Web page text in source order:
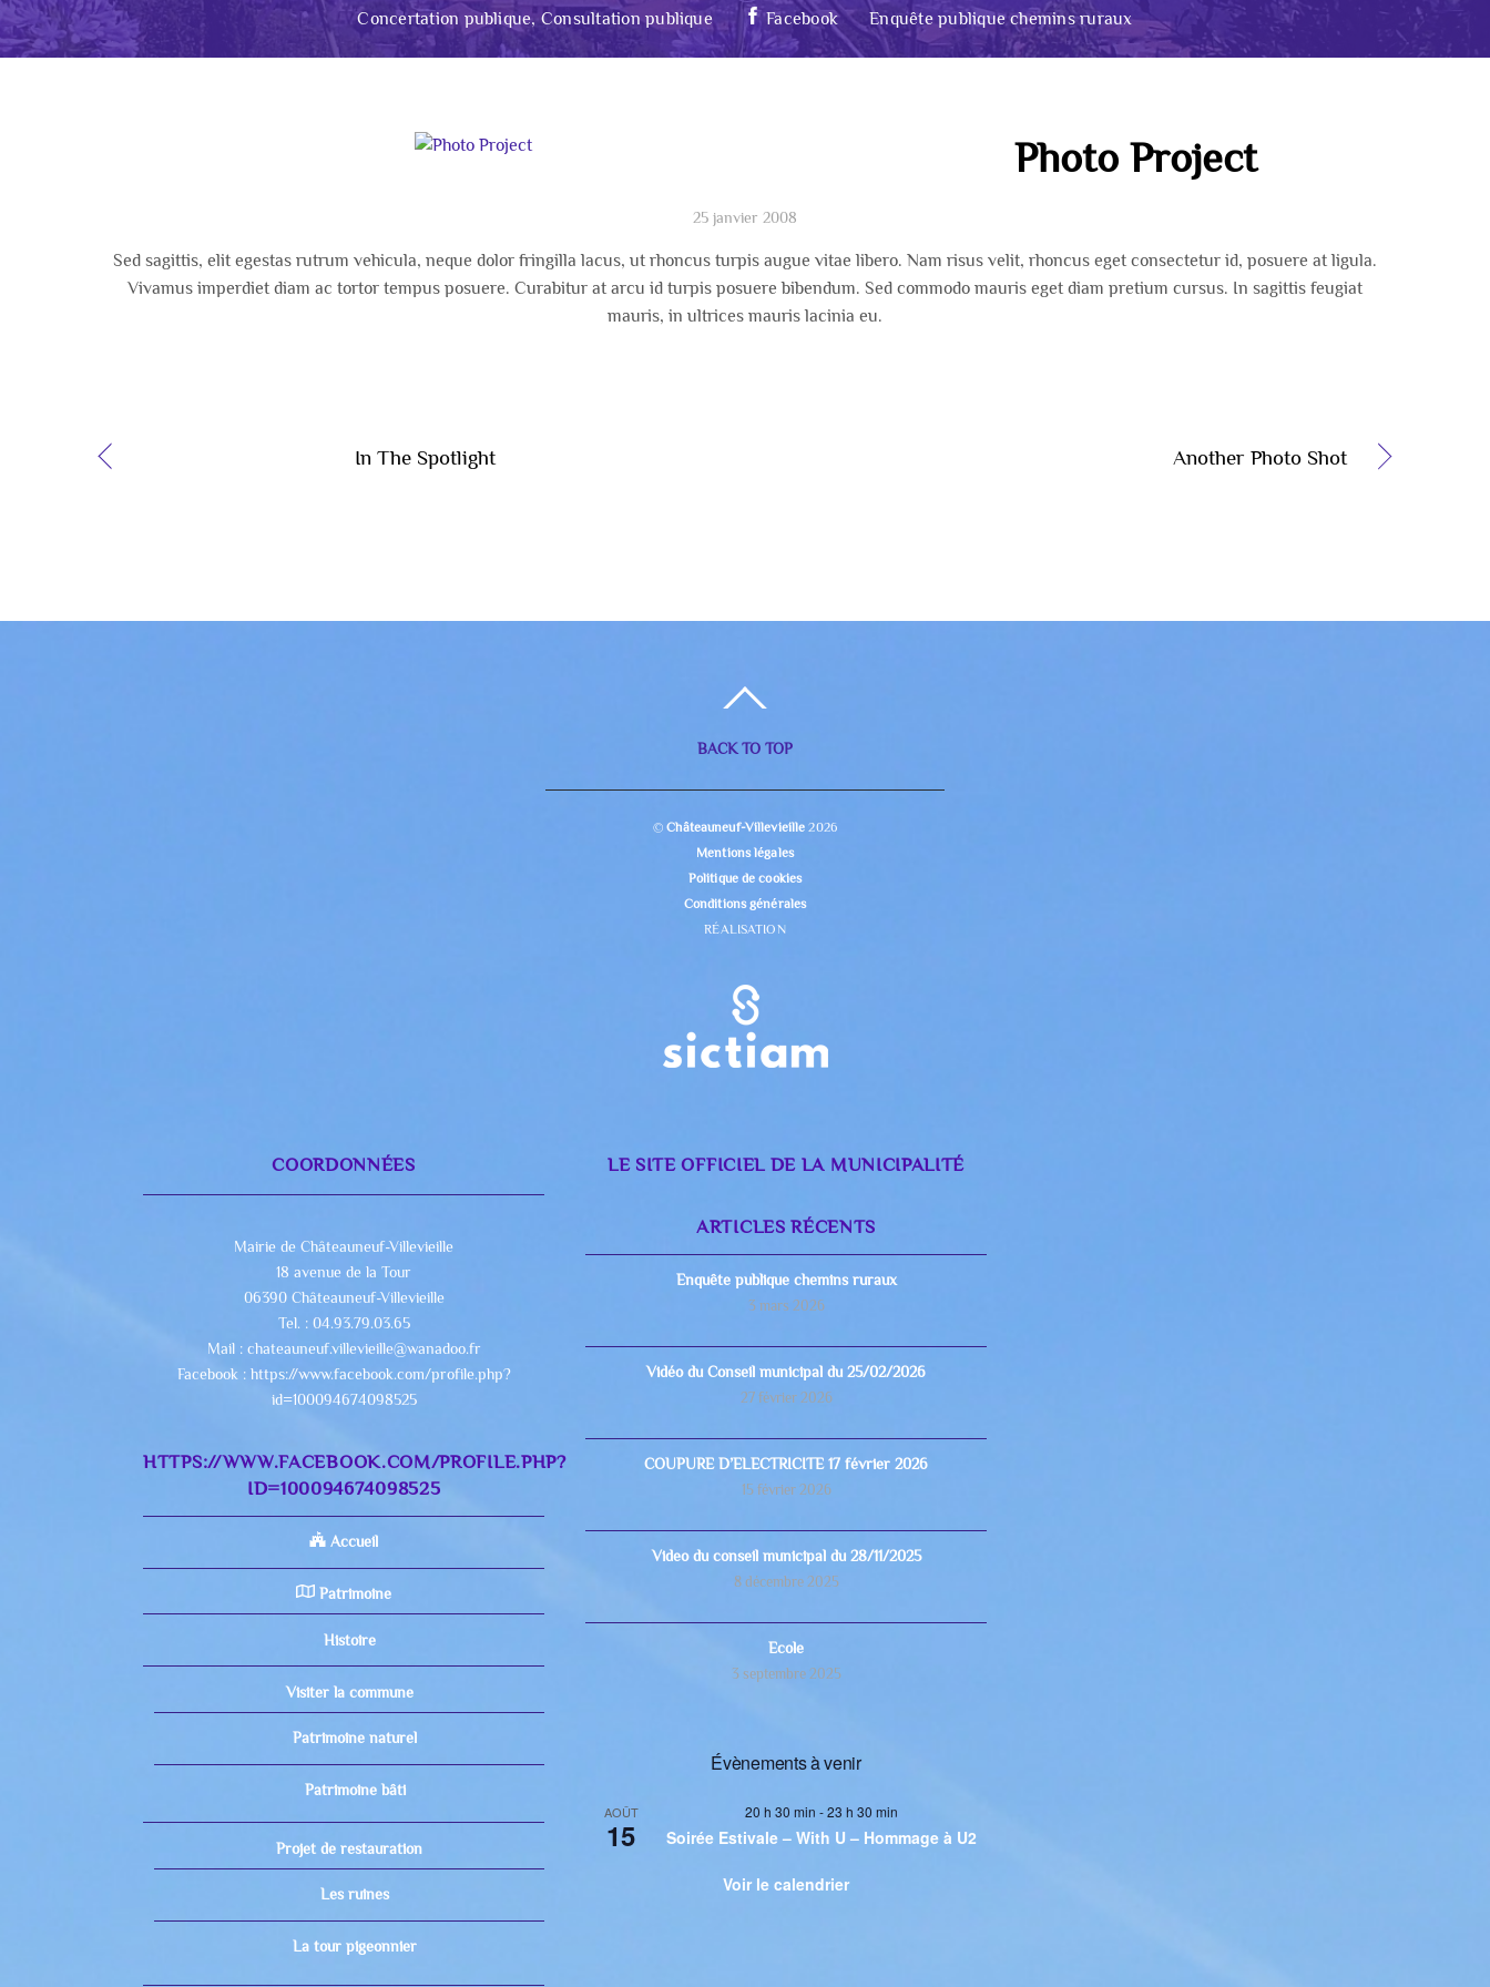
Concertation publique, Consultation publique Facebook Enquête publique chemins ruraux
Photo Project
25 janvier 2008
Sed sagittis, elit egestas rutrum vehicula, neque dolor fringilla lacus, ut rhoncus turpis augue vitae libero. Nam risus velit, rhoncus eget consectetur id, posuere at ligula.
Vivamus imperdiet diam ac tortor tempus posuere. Curabitur at arcu id turpis posuere bibendum. Sed commodo mauris eget diam pretium cursus. In sagittis feugiat
mauris, in ultrices mauris lacinia eu.
In The Spotlight Another Photo Shot
BACK TO TOP
©Châteauneuf-Villevieille 2026
Mentions légales
Politique de cookies
Conditions générales
RÉALISATION
COORDONNÉES
Mairie de Châteauneuf-Villevieille
18 avenue de la Tour
06390 Châteauneuf-Villevieille
Tel. : 04.93.79.03.65
Mail : chateauneuf.villevieille@wanadoo.fr
Facebook : https://www.facebook.com/profile.php?
id=100094674098525
HTTPS://WWW.FACEBOOK.COM/PROFILE.PHP?
ID=100094674098525
Accueil
Patrimoine
Histoire
Visiter la commune
Patrimoine naturel
Patrimoine bâti
Projet de restauration
Les ruines
La tour pigeonnier
LE SITE OFFICIEL DE LA MUNICIPALITÉ
ARTICLES RÉCENTS
Enquête publique chemins ruraux
3 mars 2026
Vidéo du Conseil municipal du 25/02/2026
27 février 2026
COUPURE D’ELECTRICITE 17 février 2026
15 février 2026
Video du conseil municipal du 28/11/2025
8 décembre 2025
Ecole
3 septembre 2025
Évènements à venir
AOÛT
15
20 h 30 min -23 h 30 min
Soirée Estivale – With U – Hommage à U2
Voir le calendrier